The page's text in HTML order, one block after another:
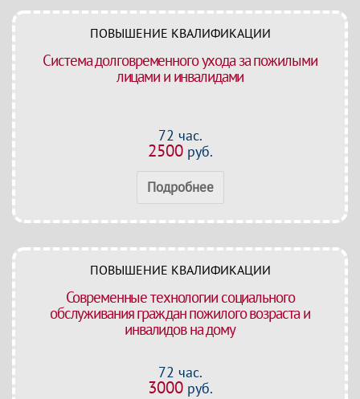
ПОВЫШЕНИЕ КВАЛИФИКАЦИИ
Система долговременного ухода за пожилыми
лицами и инвалидами
72 час.
2500руб.
Подробнее
ПОВЫШЕНИЕ КВАЛИФИКАЦИИ
Современные технологии социального
обслуживания граждан пожилого возраста и
инвалидов на дому
72 час.
3000руб.